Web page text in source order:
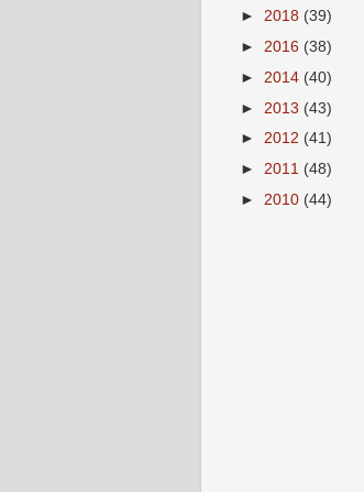
► 2018 (39)
► 2016 (38)
► 2014 (40)
► 2013 (43)
► 2012 (41)
► 2011 (48)
► 2010 (44)